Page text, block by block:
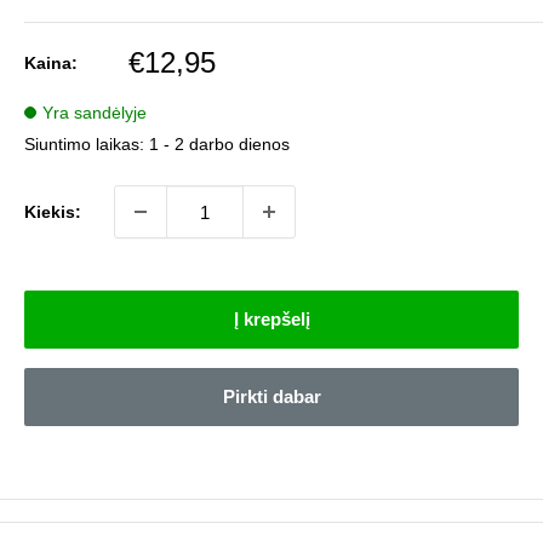
Kaina:
Pardavimo
€12,95
Yra sandėlyje
Siuntimo laikas: 1 - 2 darbo dienos
Kiekis:
Į krepšelį
Pirkti dabar